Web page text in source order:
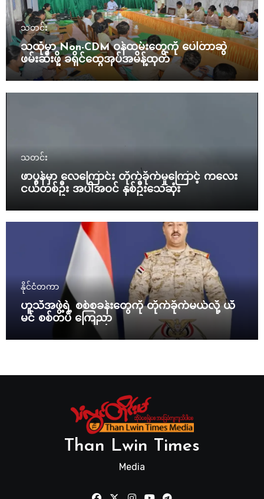
သတင်း
သထုံမှာ Non-CDM ဝန်ထမ်းတွေကို ပေါ်တာဆွဲ
ဖမ်းဆီးဖို့ ခရိုင်ထွေအုပ်အမိန့်ထုတ်
သတင်း
ဖာပွန်မှာ လေကြောင်း တိုက်ခိုက်မှုကြောင့် ကလေး
ငယ်တစ်ဦး အပါအဝင် နှစ်ဦးသေဆုံး
နိုင်ငံတကာ
ဟူသီအဖွဲ့ရဲ့ စစ်စခန်းတွေကို တိုက်ခိုက်မယ်လို့ ယီ
မင် စစ်တပ် ကြေညာ
Than Lwin Times
Media